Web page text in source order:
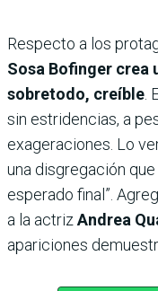
Respecto a los
Sosa Bofinger crea
sobretodo, creíble
sin estridencias, a
exageraciones. Lo
una disgregación
esperado final”.
a la actriz Andrea
apariciones